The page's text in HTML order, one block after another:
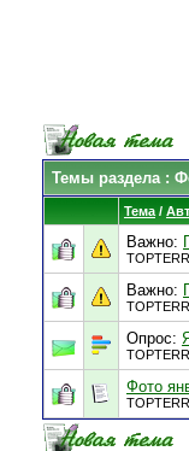
Темы раздела:
Тема /
Важно:
Важно:
Опрос:
Фото